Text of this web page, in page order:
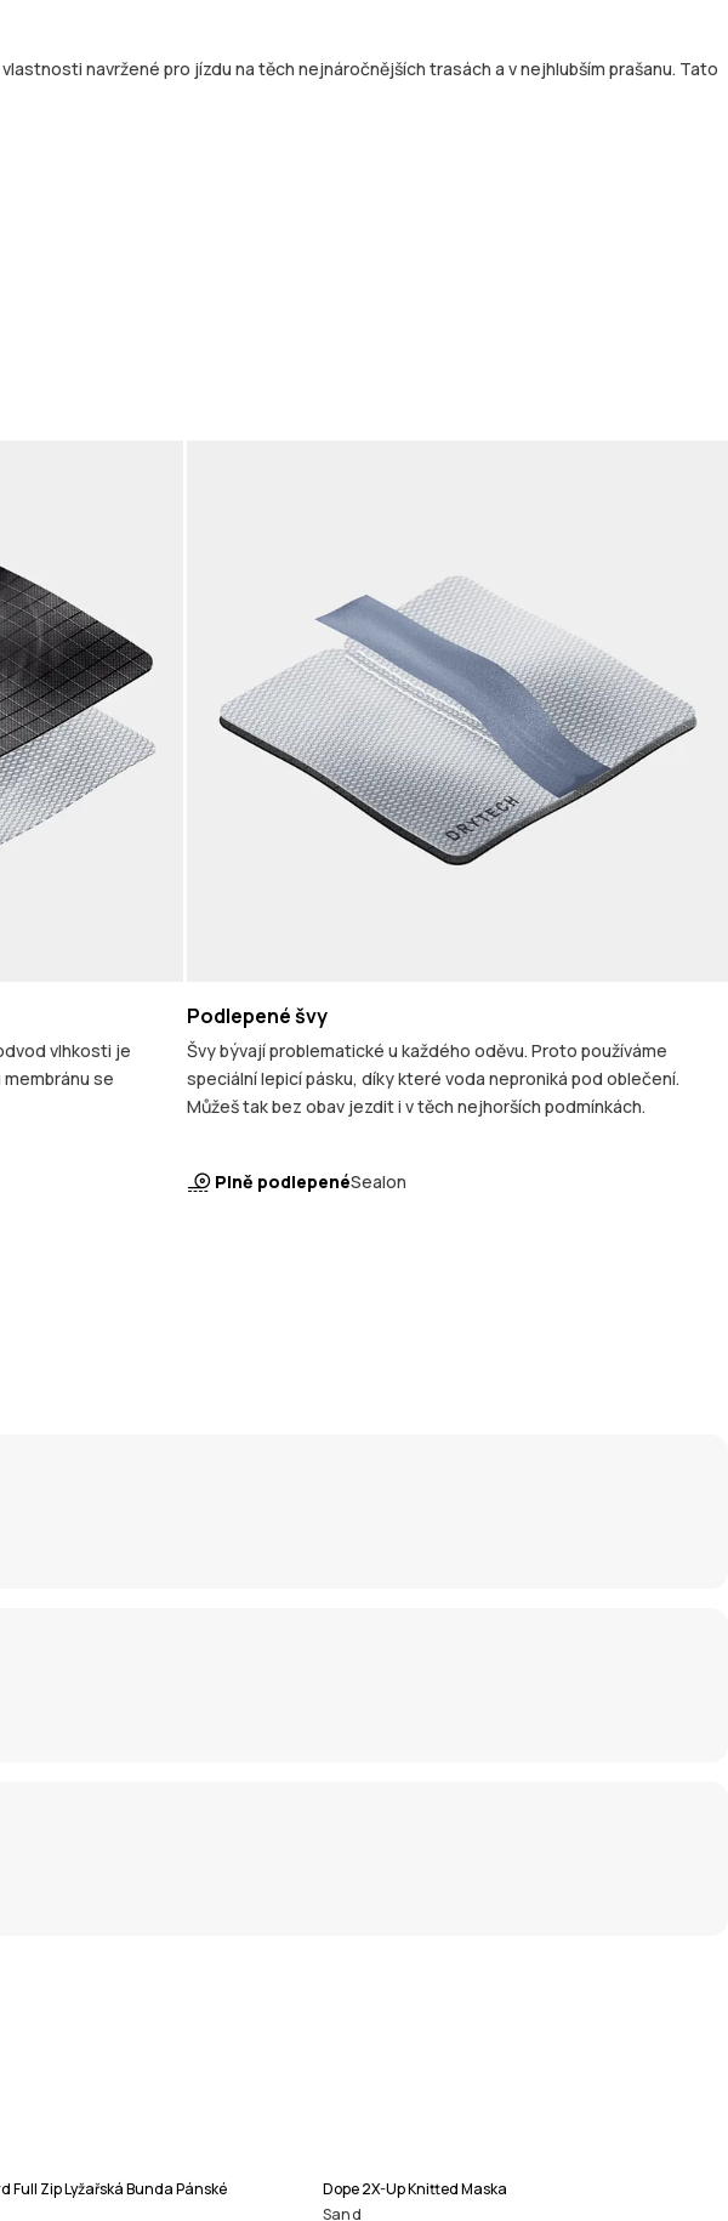
navržené pro jízdu na těch nejnáročnějších trasách a v nejhlubším prašanu. Tato
vlhkosti je
se
Podlepené švy
Švy bývají problematické u každého oděvu. Proto používáme
speciální lepicí pásku, díky které voda neproniká pod oblečení.
Můžeš tak bez obav jezdit i v těch nejhorších podmínkách.
Plně podlepenéSealon
Full Zip Lyžařská Bunda Pánské
Dope 2X-Up Knitted Maska
Sand